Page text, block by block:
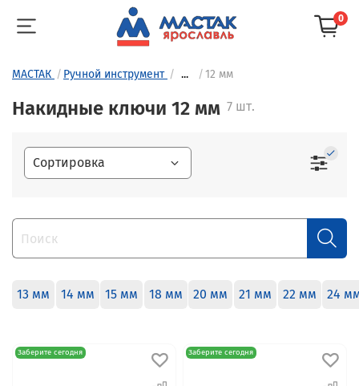
0
МАСТАК Ручной инструмент ... 12 мм
Накидные ключи 12 мм 7 шт.
13 мм 14 мм 15 мм 18 мм 20 мм 21 мм 22 мм 24
Заберите сегодня Заберите сегодня